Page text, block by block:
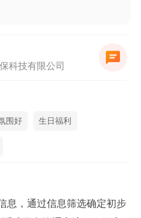
科技有限公司
围好 生日福利
息，通过信息筛选确定初步